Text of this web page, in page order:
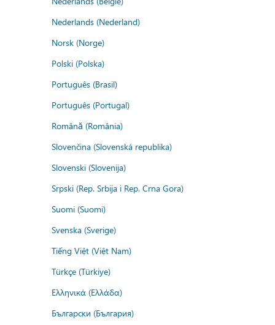
Nederlands (Nederland)
Norsk (Norge)
Polski (Polska)
Português (Brasil)
Português (Portugal)
Română (România)
Slovenčina (Slovenská republika)
Slovenski (Slovenija)
Srpski (Rep. Srbija i Rep. Crna Gora)
Suomi (Suomi)
Svenska (Sverige)
Tiếng Việt (Việt Nam)
Türkçe (Türkiye)
Ελληνικά (Ελλάδα)
Български (България)